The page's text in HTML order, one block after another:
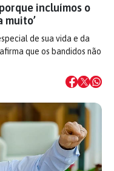
incluímos o
muito’
de sua vida e da
que os bandidos não